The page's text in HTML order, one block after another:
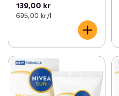
139,00 kr
695,00 kr /l